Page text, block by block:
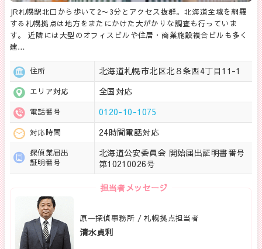
JR札幌駅北口から歩いて2〜3分とアクセス抜群。北海道全域を網羅
する札幌拠点は地方をまたにかけた大がかりな調査も行っていま
す。 近隣には大型のオフィスビルや住居・商業施設複合ビルも多く
建…
住所 北海道札幌市北区北８条西4丁目11-1
エリア対応 全国対応
電話番号 0120-10-1075
対応時間 24時間電話対応
探偵業届出
証明番号
北海道公安委員会 開始届出証明書番号
第10210026号
担当者メッセージ
原一探偵事務所 / 札幌拠点担当者
清水貞利